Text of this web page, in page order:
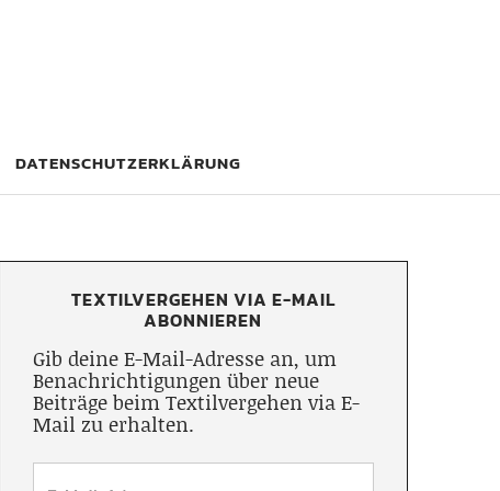
DATENSCHUTZERKLÄRUNG
TEXTILVERGEHEN VIA E-MAIL
ABONNIEREN
Gib deine E-Mail-Adresse an, um
Benachrichtigungen über neue
Beiträge beim Textilvergehen via E-
Mail zu erhalten.